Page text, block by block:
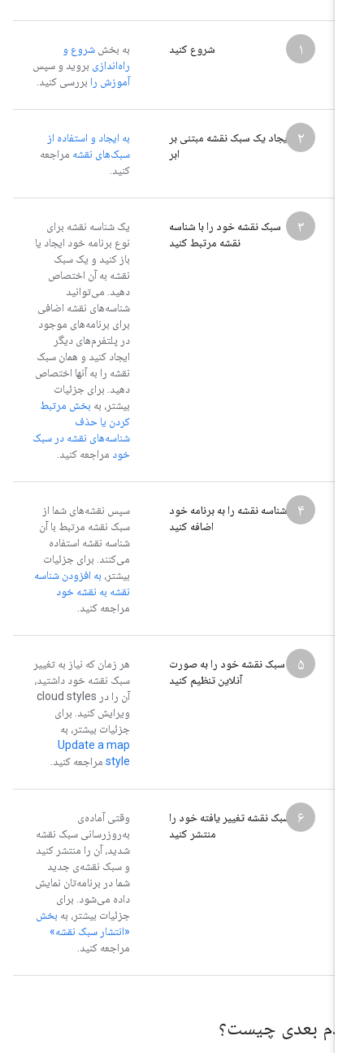
شروع کنید به بخششروع و
راه‌اندازیبروید و سپس
آموزش رابررسی کنید.
ایجاد یک سبک نقشه مبتنی بر
به ایجاد و استفاده از
سبک‌های نقشه مراجعه
کنید.
سبک نقشه خود را با شناسه
نقشه مرتبط کنید
یک شناسه نقشه برای
نوع برنامه خود ایجاد یا
باز کنید و یک سبک
نقشه به آن اختصاص
دهید. می‌توانید
شناسه‌های نقشه اضافی
برای برنامه‌های موجود
در پلتفرم‌های دیگر
ایجاد کنید و همان سبک
نقشه را به آنها اختصاص
دهید. برای جزئیات
بیشتر، بهبخش مرتبط
کردن یا حذف
شناسه‌های نقشه در سبک
مراجعه کنید.
شناسه نقشه را به برنامه خود
اضافه کنید
سپس نقشه‌های شما از
سبک نقشه مرتبط با آن
شناسه نقشه استفاده
می‌کنند. برای جزئیات
بیشتر،به افزودن شناسه
نقشه به نقشه خود
مراجعه کنید.
سبک نقشه خود را به صورت
آنلاین تنظیم کنید
هر زمان که نیاز به تغییر
سبک نقشه خود داشتید،
آن را در cloud styles
ویرایش کنید. برای
جزئیات بیشتر، به
Update a map
styleمراجعه کنید.
سبک نقشه تغییر یافته خود را
منتشر کنید
وقتی آماده‌ی
به‌روزرسانی سبک نقشه
شدید، آن را منتشر کنید
و سبک نقشه‌ی جدید
شما در برنامه‌تان نمایش
داده می‌شود. برای
جزئیات بیشتر، بهبخش
«انتشار سبک نقشه»
مراجعه کنید.
بعدی چیست؟